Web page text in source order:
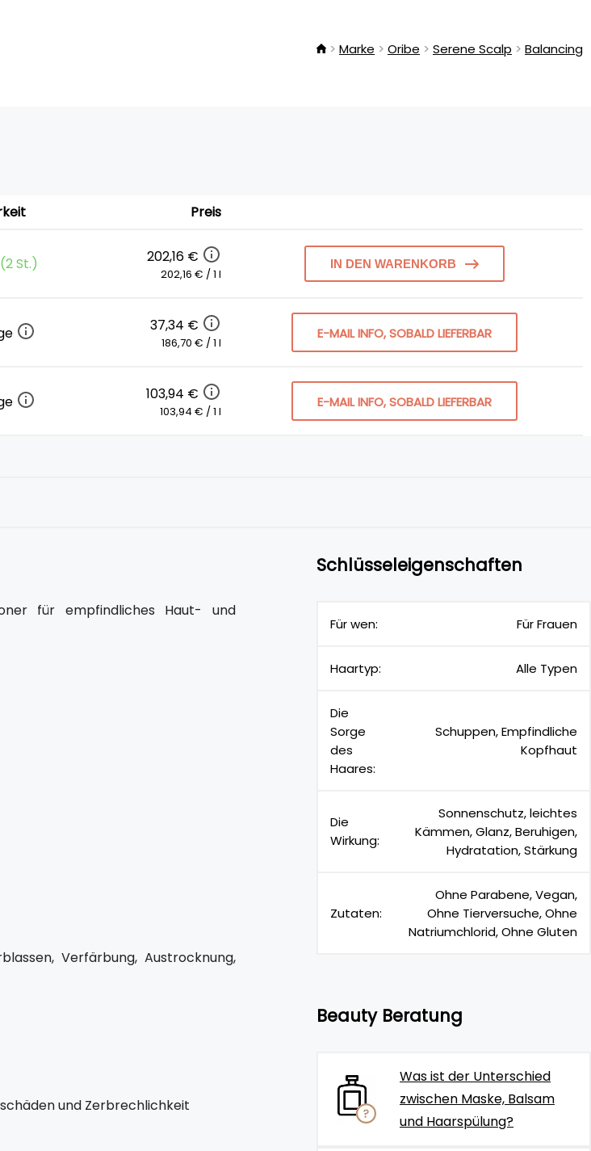
Marke Oribe Serene Scalp Balancing
Preis
St.) 202,16 €
202,16 € / 1 l
IN DEN WARENKORB
37,34 €
186,70 € / 1 l
E-MAIL INFO, SOBALD LIEFERBAR
103,94 €
103,94 € / 1 l
E-MAIL INFO, SOBALD LIEFERBAR
für empfindliches Haut- und
Verfärbung, Austrocknung,
und Zerbrechlichkeit
Schlüsseleigenschaften
Für wen: Für Frauen
Haartyp: Alle Typen
Die
Sorge
des
Haares:
Schuppen, Empfindliche
Kopfhaut
Die
Wirkung:
Sonnenschutz, leichtes
Kämmen, Glanz, Beruhigen,
Hydratation, Stärkung
Zutaten:
Ohne Parabene, Vegan,
Ohne Tierversuche, Ohne
Natriumchlorid, Ohne Gluten
Beauty Beratung
Was ist der Unterschied
zwischen Maske, Balsam
und Haarspülung?